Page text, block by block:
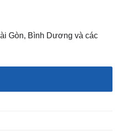
Gòn, Bình Dương và các